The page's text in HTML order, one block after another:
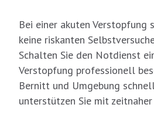
Bei einer akuten Verstopfung
keine riskanten
Schalten Sie den Notdienst
Verstopfung professionell
Bernitt und Umgebung
unterstützen Sie mit